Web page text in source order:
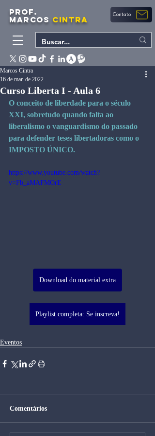
PROF.
MARCOS CINTRA Contato
Curso Liberta I - Aula 6
Marcos Cintra
16 de mar. de 2022
O conceito de liberdade para o século
XXI, sobretudo quando falta ao
liberalismo o vanguardismo do passado
para defender teses libertadoras como o
IMPOSTO ÚNICO.
https://www.youtube.com/watch?
v=Fb_aMAFMOrE
Download do material extra
Playlist completa: Se inscreva!
Eventos
Comentários